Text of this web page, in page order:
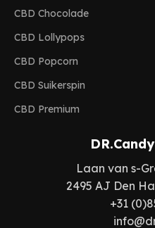
CBD Chocolade
CBD Lollypops
CBD Popcorn
CBD Suikerspin
CBD Premium
Laan van s-
2495 AJ Den
+31